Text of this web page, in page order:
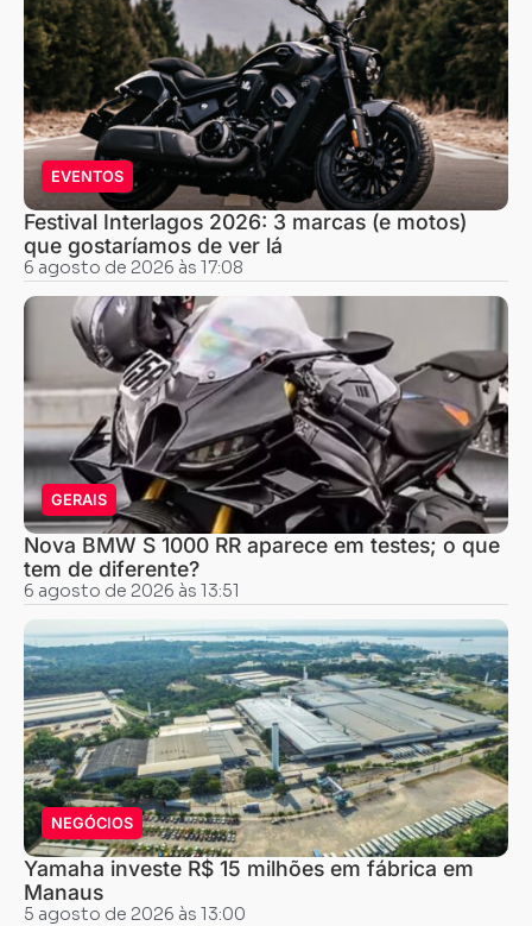
EVENTOS
Festival Interlagos 2026: 3 marcas (e motos)
que gostaríamos de ver lá
6 agosto de 2026 às 17:08
GERAIS
Nova BMW S 1000 RR aparece em testes; o que
tem de diferente?
6 agosto de 2026 às 13:51
NEGÓCIOS
Yamaha investe R$ 15 milhões em fábrica em
Manaus
5 agosto de 2026 às 13:00